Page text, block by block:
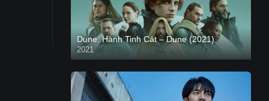
Dune: Hành Tinh Cát – Dune (2021)
2021
HD VIETSUB